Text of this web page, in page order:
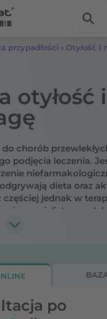
przypadłości » Otyłość i
otyłość i
do chorób
podjęcia leczenia.
dieta oraz
częściej jednak w
specjalistyczne
tabletek i
po